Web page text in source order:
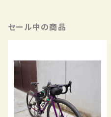
セール中の商品